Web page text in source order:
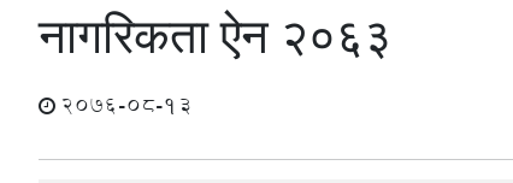
नागरिकता ऐन २०६३
2076-08-13